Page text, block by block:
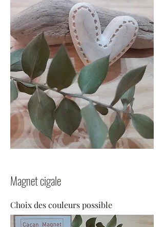
Magnet cigale
Choix des couleurs possible